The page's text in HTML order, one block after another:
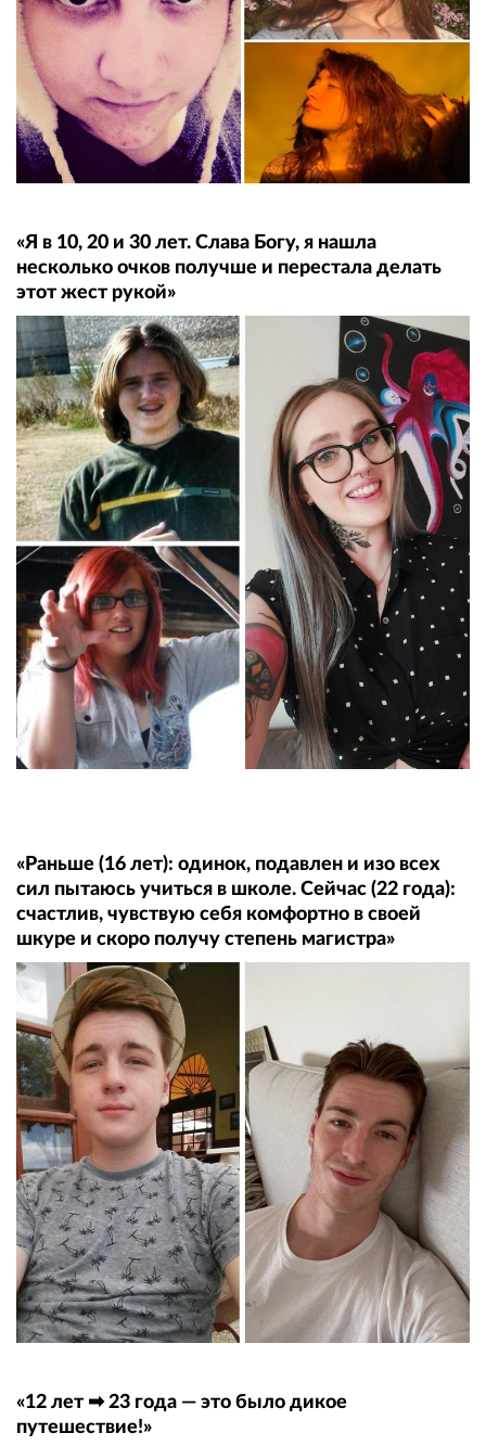
«Я в 10, 20 и 30 лет. Слава Богу, я нашла
несколько очков получше и перестала делать
этот жест рукой»
«Раньше (16 лет): одинок, подавлен и изо всех
сил пытаюсь учиться в школе. Сейчас (22 года):
счастлив, чувствую себя комфортно в своей
шкуре и скоро получу степень магистра»
«12 лет ➡ 23 года — это было дикое
путешествие!»